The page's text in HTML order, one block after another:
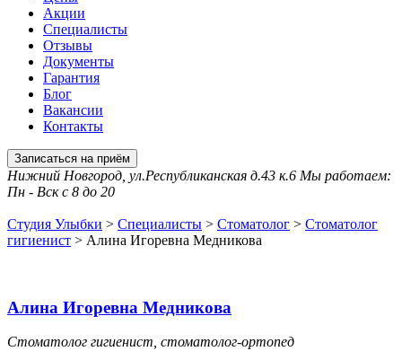
Акции
Специалисты
Отзывы
Документы
Гарантия
Блог
Вакансии
Контакты
Записаться на приём
Нижний Новгород, ул.Республиканская д.43 к.6 Мы работаем:
Пн - Вск с 8 до 20
Студия Улыбки > Специалисты > Стоматолог > Стоматолог
гигиенист > Алина Игоревна Медникова
Алина Игоревна Медникова
Стоматолог гигиенист, стоматолог-ортопед